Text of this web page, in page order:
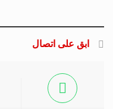
ابق على اتصال